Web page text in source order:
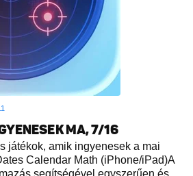
MA, 7/16
játékok, amik ingyenesek a mai
Calendar Math (iPhone/iPad)A
segítségével egyszerűen és